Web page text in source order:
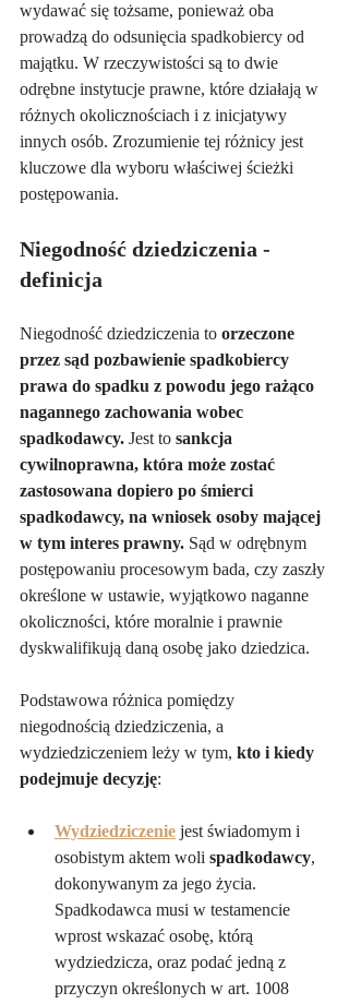
wydawać się tożsame, ponieważ oba
prowadzą do odsunięcia spadkobiercy od
majątku. W rzeczywistości są to dwie
odrębne instytucje prawne, które działają w
różnych okolicznościach i z inicjatywy
innych osób. Zrozumienie tej różnicy jest
kluczowe dla wyboru właściwej ścieżki
postępowania.
Niegodność dziedziczenia -
definicja
Niegodność dziedziczenia to orzeczone
przez sąd pozbawienie spadkobiercy
prawa do spadku z powodu jego rażąco
nagannego zachowania wobec
spadkodawcy. Jest to sankcja
cywilnoprawna, która może zostać
zastosowana dopiero po śmierci
spadkodawcy, na wniosek osoby mającej
w tym interes prawny. Sąd w odrębnym
postępowaniu procesowym bada, czy zaszły
określone w ustawie, wyjątkowo naganne
okoliczności, które moralnie i prawnie
dyskwalifikują daną osobę jako dziedzica.
Podstawowa różnica pomiędzy
niegodnością dziedziczenia, a
wydziedziczeniem leży w tym, kto i kiedy
podejmuje decyzję:
Wydziedziczenie jest świadomym i
osobistym aktem woli spadkodawcy,
dokonywanym za jego życia.
Spadkodawca musi w testamencie
wprost wskazać osobę, którą
wydziedzicza, oraz podać jedną z
przyczyn określonych w art. 1008